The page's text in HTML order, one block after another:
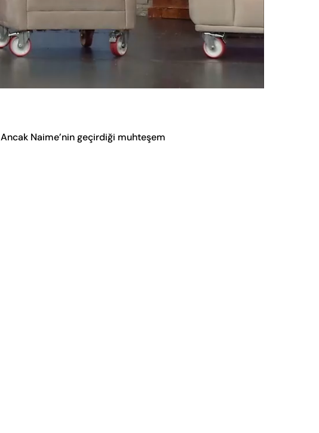
Naime’nin geçirdiği muhteşem